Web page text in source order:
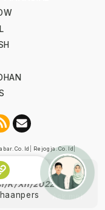
Rejogja.co.id
Pers
K/XII/2022
Ask me!